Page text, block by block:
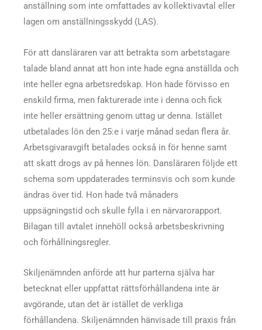
anställning som inte omfattades av kollektivavtal eller
lagen om anställningsskydd (LAS).
För att dansläraren var att betrakta som arbetstagare
talade bland annat att hon inte hade egna anställda och
inte heller egna arbetsredskap. Hon hade förvisso en
enskild firma, men fakturerade inte i denna och fick
inte heller ersättning genom uttag ur denna. Istället
utbetalades lön den 25:e i varje månad sedan flera år.
Arbetsgivaravgift betalades också in för henne samt
att skatt drogs av på hennes lön. Dansläraren följde ett
schema som uppdaterades terminsvis och som kunde
ändras över tid. Hon hade två månaders
uppsägningstid och skulle fylla i en närvarorapport.
Bilagan till avtalet innehöll också arbetsbeskrivning
och förhållningsregler.
Skiljenämnden anförde att hur parterna själva har
betecknat eller uppfattat rättsförhållandena inte är
avgörande, utan det är istället de verkliga
förhållandena. Skiljenämnden hänvisade till praxis från